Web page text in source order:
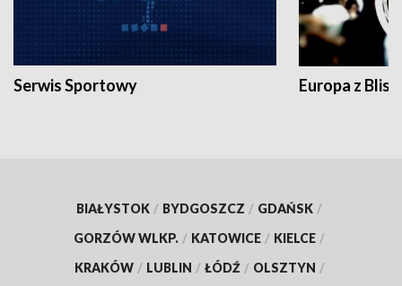
Serwis Sportowy Europa z
BIAŁYSTOK / BYDGOSZCZ / GDAŃSK /
GORZÓW WLKP. / KATOWICE / KIELCE /
KRAKÓW / LUBLIN / ŁÓDŹ / OLSZTYN /